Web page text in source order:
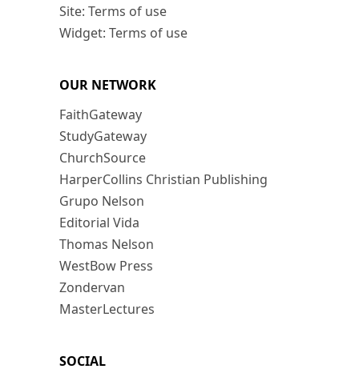
Site: Terms of use
Widget: Terms of use
OUR NETWORK
FaithGateway
StudyGateway
ChurchSource
HarperCollins Christian Publishing
Grupo Nelson
Editorial Vida
Thomas Nelson
WestBow Press
Zondervan
MasterLectures
SOCIAL